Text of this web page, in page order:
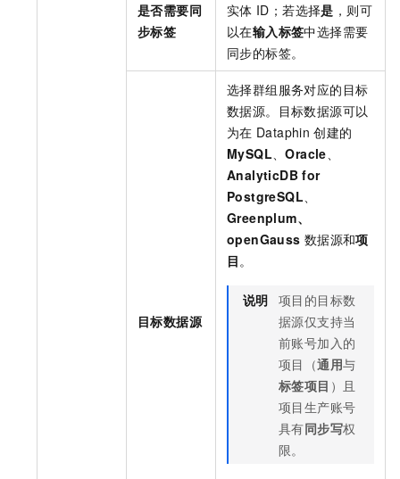
是否需要同
步标签
实体 ID；若选择是 ，则可
以在输入标签中选择需要
同步的标签。
目标数据源
选择群组服务对应的目标
数据源。目标数据源可以
为在 Dataphin 创建的
MySQL、Oracle、
AnalyticDB for
PostgreSQL、
Greenplum、
openGauss 数据源和项
目。
说明 项目的目标数
据源仅支持当
前账号加入的
项目（通用与
标签项目 ）且
项目生产账号
具有同步写权
限。